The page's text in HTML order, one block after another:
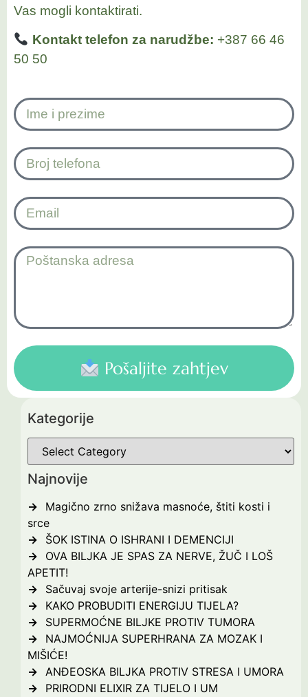
Vas mogli kontaktirati.
Kontakt telefon za narudžbe: +387 66 46
50 50
Pošaljite zahtjev
Kategorije
Najnovije
Magično zrno snižava masnoće, štiti kosti i
srce
ŠOK ISTINA O ISHRANI I DEMENCIJI
OVA BILJKA JE SPAS ZA NERVE, ŽUČ I LOŠ
APETIT!
Sačuvaj svoje arterije-snizi pritisak
KAKO PROBUDITI ENERGIJU TIJELA?
SUPERMOĆNE BILJKE PROTIV TUMORA
NAJMOĆNIJA SUPERHRANA ZA MOZAK I
MIŠIĆE!
ANĐEOSKA BILJKA PROTIV STRESA I UMORA
PRIRODNI ELIXIR ZA TIJELO I UM